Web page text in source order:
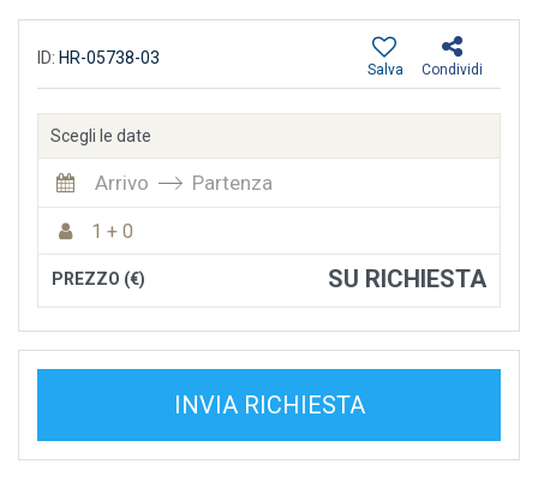
ID: HR-05738-03
Condividi
Salva
Scegli le date
Arrivo Partenza
1 + 0
PREZZO (€) SU RICHIESTA
INVIA RICHIESTA